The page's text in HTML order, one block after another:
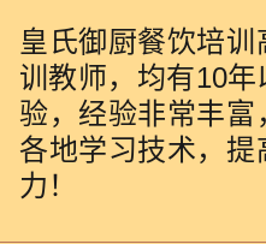
皇氏御厨餐饮培
训教师，均有10
验，经验非常丰富
各地学习技术，提
力！